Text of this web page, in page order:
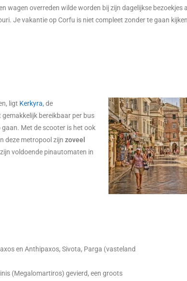
wagen overreden wilde worden bij zijn dagelijkse bezoekjes
Je vakantie op Corfu is niet compleet zonder te gaan
ligt Kerkyra, de
bereikbaar per bus
Met de scooter is het ook
deze metropool zijn zoveel
voldoende pinautomaten in
en Anthipaxos, Sivota, Parga (vasteland
(Megalomartiros) gevierd, een groots